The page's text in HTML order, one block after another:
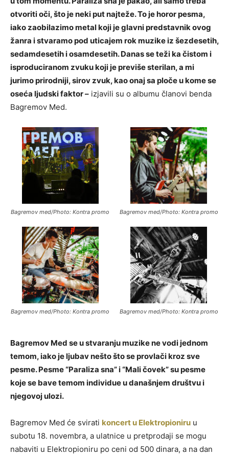
otvoriti oči, što je neki put najteže. To je horor pesma,
iako zaobilazimo metal koji je glavni predstavnik ovog
žanra i stvaramo pod uticajem rok muzike iz šezdesetih,
sedamdesetih i osamdesetih. Danas se teži ka čistom i
isproduciranom zvuku koji je previše sterilan, a mi
jurimo prirodniji, sirov zvuk, kao onaj sa ploče u kome se
oseća ljudski faktor – izjavili su o albumu članovi benda
Bagremov Med.
Bagremov med/Photo: Kontra promo Bagremov med/Photo: Kontra promo
Bagremov med/Photo: Kontra promo Bagremov med/Photo: Kontra promo
Bagremov Med se u stvaranju muzike ne vodi jednom
temom, iako je ljubav nešto što se provlači kroz sve
pesme. Pesme “Paraliza sna” i “Mali čovek” su pesme
koje se bave temom individue u današnjem društvu i
njegovoj ulozi.
Bagremov Med će svirati koncert u Elektropioniru u
subotu 18. novembra, a ulatnice u pretprodaji se mogu
nabaviti u Elektropioniru po ceni od 500 dinara, a na dan